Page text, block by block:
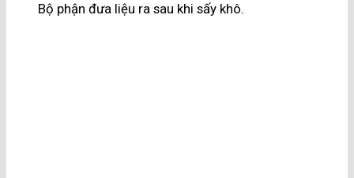
Bộ phận đưa liệu ra sau khi sấy khô.